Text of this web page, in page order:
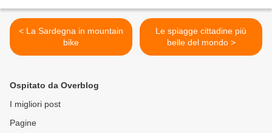
< La Sardegna in mountain
bike
Le spiagge cittadine più
belle del mondo >
Ospitato da Overblog
I migliori post
Pagine